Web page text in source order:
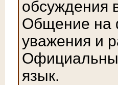
обсуждения
Общение на
уважения и
язык.